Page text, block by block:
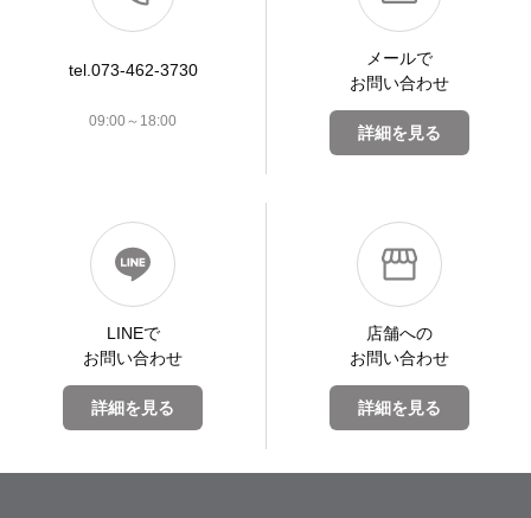
tel.073-462-3730
09:00～18:00
メールで
お問い合わせ
詳細を見る
LINEで
お問い合わせ
詳細を見る
店舗への
お問い合わせ
詳細を見る